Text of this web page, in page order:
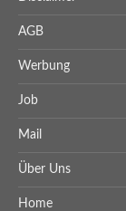
AGB
Werbung
Job
Mail
Über Uns
Home